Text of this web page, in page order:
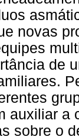
novas
de
auxiliar a
sobre o